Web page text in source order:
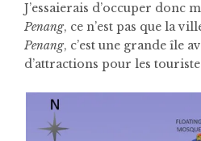
J’essaierais d’occuper donc
Penang, ce n’est pas que la
Penang, c’est une grande île
d’attractions pour les